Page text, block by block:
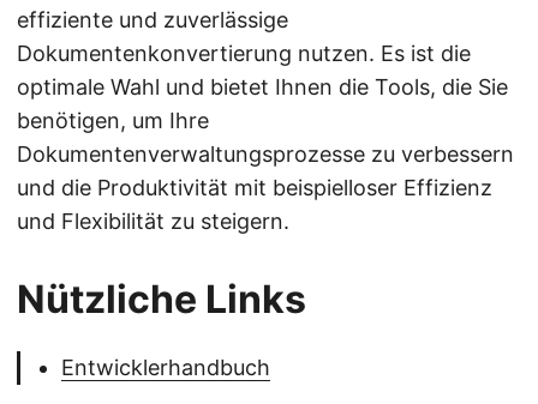
effiziente und zuverlässige
Dokumentenkonvertierung nutzen. Es ist die
optimale Wahl und bietet Ihnen die Tools, die Sie
benötigen, um Ihre
Dokumentenverwaltungsprozesse zu verbessern
und die Produktivität mit beispielloser Effizienz
und Flexibilität zu steigern.
Nützliche Links
Entwicklerhandbuch